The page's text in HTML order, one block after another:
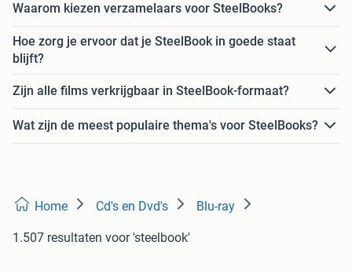
Waarom kiezen verzamelaars voor SteelBooks?
Hoe zorg je ervoor dat je SteelBook in goede staat
blijft?
Zijn alle films verkrijgbaar in SteelBook-formaat?
Wat zijn de meest populaire thema's voor SteelBooks?
Home Cd's en Dvd's Blu-ray
1.507 resultaten voor 'steelbook'